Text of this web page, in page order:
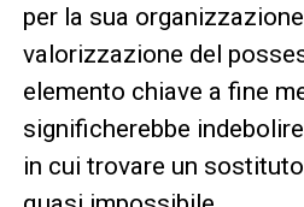
per la sua
valorizzazione del
elemento chiave a fine
significherebbe
in cui trovare un